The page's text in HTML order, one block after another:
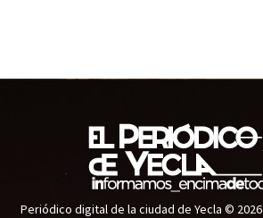
Periódico digital de la ciudad de Yecla © 2026